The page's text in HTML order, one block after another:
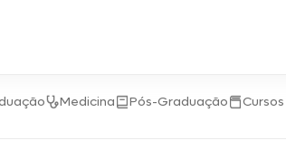
Medicina Pós-Graduação